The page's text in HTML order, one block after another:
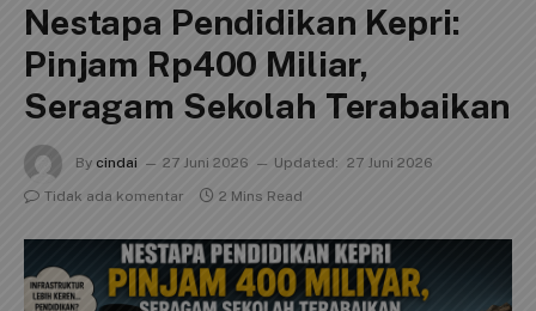
Nestapa Pendidikan Kepri:
Pinjam Rp400 Miliar,
Seragam Sekolah Terabaikan
By cindai 27 Juni 2026 Updated: 27 Juni 2026
Tidak ada komentar
2 Mins Read